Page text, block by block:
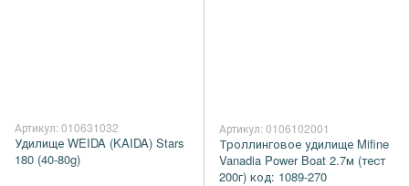
Артикул: 010631032
Удилище WEIDA (KAIDA) Stars
180 (40-80g)
Артикул: 0106102001
Троллинговое удилище Mifine
Vanadia Power Boat 2.7м (тест
200г) код: 1089-270